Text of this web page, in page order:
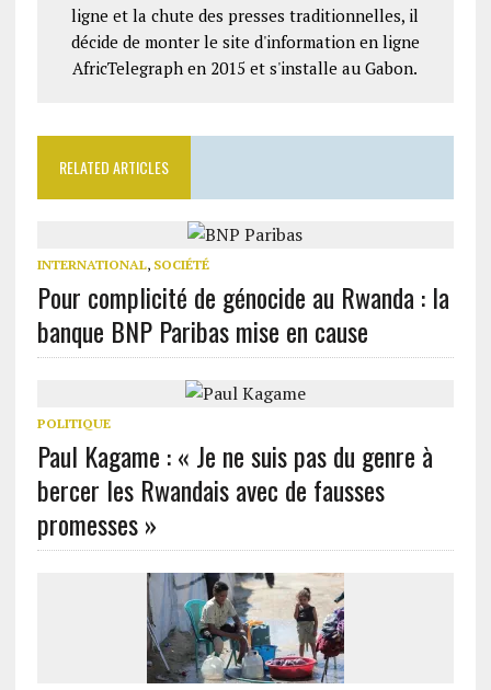
ligne et la chute des presses traditionnelles, il
décide de monter le site d'information en ligne
AfricTelegraph en 2015 et s'installe au Gabon.
RELATED ARTICLES
INTERNATIONAL, SOCIÉTÉ
Pour complicité de génocide au Rwanda : la
banque BNP Paribas mise en cause
POLITIQUE
Paul Kagame : « Je ne suis pas du genre à
bercer les Rwandais avec de fausses
promesses »